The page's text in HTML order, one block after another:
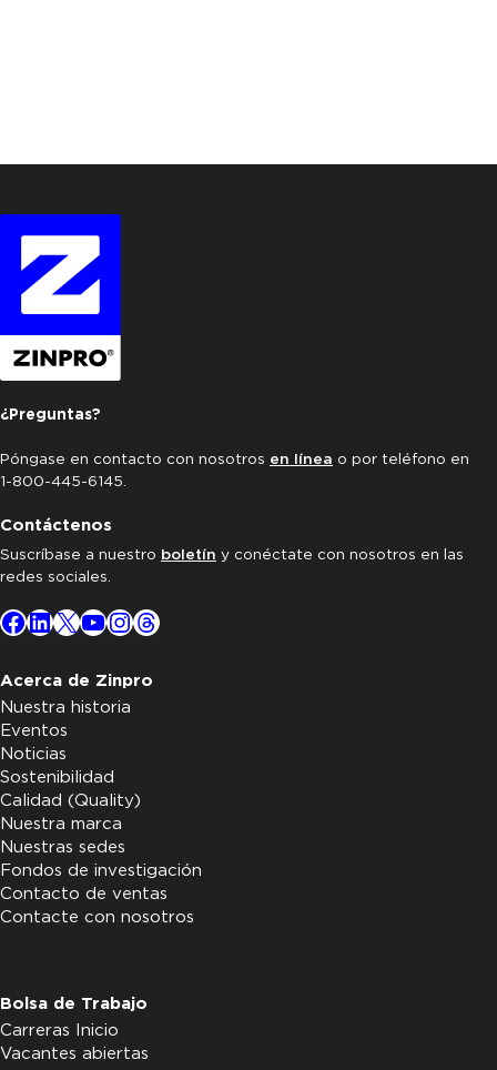
¿Preguntas?
Póngase en contacto con nosotros en línea o por teléfono en
1-800-445-6145.
Contáctenos
Suscríbase a nuestro boletín y conéctate con nosotros en las
redes sociales.
Facebook
LinkedIn
X YouTube
Instagram
Threads
Acerca de Zinpro
Nuestra historia
Eventos
Noticias
Sostenibilidad
Calidad (Quality)
Nuestra marca
Nuestras sedes
Fondos de investigación
Contacto de ventas
Contacte con nosotros
Bolsa de Trabajo
Carreras Inicio
Vacantes abiertas